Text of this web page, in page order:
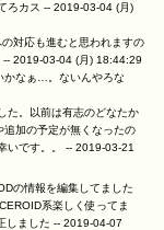
ろカス -- 2019-03-04 (月)
対応も進むと思われますの
-- 2019-03-04 (月) 18:44:29
かなぁ…。ないんやろな
た。以前は有志のどなたか
加の予定が無くなったの
いです。。 -- 2019-03-21
の情報を編集してました
系楽しく使ってま
しました -- 2019-04-07